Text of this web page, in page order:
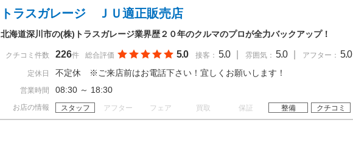
トラスガレージ ＪＵ適正販売店
北海道深川市の(株)トラスガレージ業界歴２０年のクルマのプロが全力バックアップ！
クチコミ件数 226件 総合評価 5.0 接客： 5.0 雰囲気： 5.0 アフター： 5.0
定休日 不定休 ※ご来店前はお電話下さい！宜しくお願いします！
営業時間 08:30 ～ 18:30
お店の情報 スタッフ アフター フェア 買取 保証 整備 クチコミ